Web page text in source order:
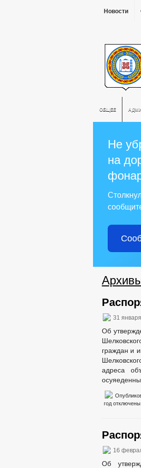
Новости
ОБЩЕЕ
Не
на
31
Об
граждан и
адреса
год отключены
16
Об